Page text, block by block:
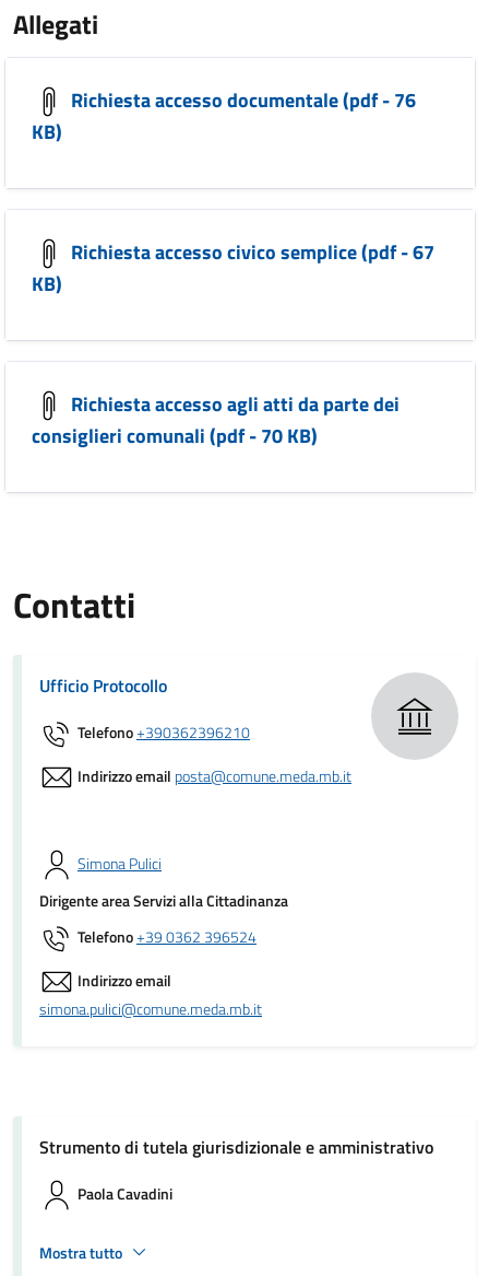
Allegati
Richiesta accesso documentale (pdf - 76
KB)
Richiesta accesso civico semplice (pdf - 67
KB)
Richiesta accesso agli atti da parte dei
consiglieri comunali (pdf - 70 KB)
Contatti
Ufficio Protocollo
Telefono+390362396210
Indirizzo email posta@comune.meda.mb.it
Simona Pulici
Dirigente area Servizi alla Cittadinanza
Telefono+39 0362 396524
Indirizzo email
simona.pulici@comune.meda.mb.it
Strumento di tutela giurisdizionale e amministrativo
Paola Cavadini
Mostra tutto